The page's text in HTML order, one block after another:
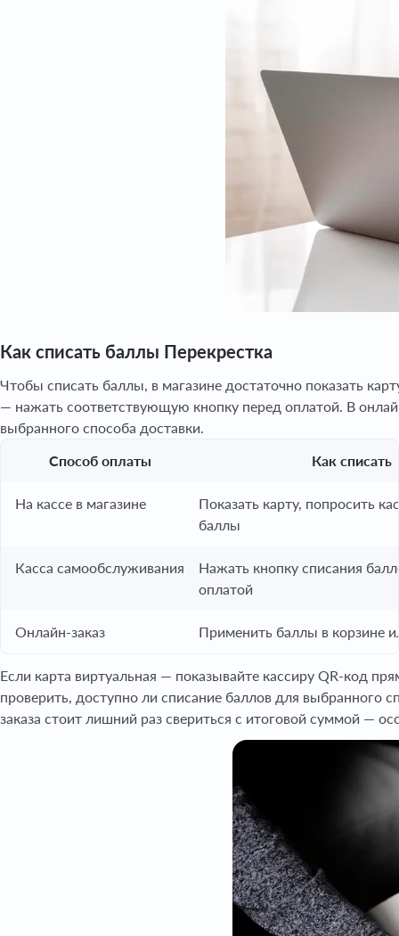
Как списать баллы Перекрестка
Чтобы списать баллы, в магазине достаточно показать
— нажать соответствующую кнопку перед оплатой. В
выбранного способа доставки.
Способ оплаты
Как списать
На кассе в магазине
Показать карту, попросить
баллы
Касса самообслуживания
Нажать кнопку списания
оплатой
Онлайн-заказ Применить баллы в корзине
Если карта виртуальная — показывайте кассиру QR-код
проверить, доступно ли списание баллов для выбранного
заказа стоит лишний раз свериться с итоговой суммой —